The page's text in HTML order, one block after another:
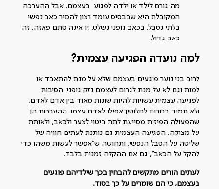
מה גורם לילד או ילדה לפגוע בעצמם, אבל ההערכה
המקובלת היא שבבסיס עומד רצון להמיר כאב נפשי
בלתי נסבל, בכאב גופני נשלט. זו אינה סתם פאזה, זה
כאב גדול.
למה נועדה הפגיעה עצמית?
לרוב בני נוער פוגעים בעצמם שלא על מנת להתאבד או
למות וגם לא על מנת לגרום לעצמם נזק גופני. הסיבות
לפגיעה עצמית עשויות להיות שונות מאוד בין אדם לאדם,
ולא תמיד ברורות לחלוטין אפילו לאדם עצמו. ההערכות הן
שהפעולה הפיזית מסייעת לתת ביטוי לצער ולכאב, ולאותת
על מצוקה. הפגיעה העצמית גם נותנת לעתים חוויה של
שליטה על הסבל הנפשי, ותחושה ש"אפשר לעשות משהו כדי
להקל על הכאב", גם אם ההקלה זמנית בלבד.
לעתים הורים מתקשים להבחין בכך שילדיהם פוגעים
בעצמם, כי הם שומרים על כך בסוד.